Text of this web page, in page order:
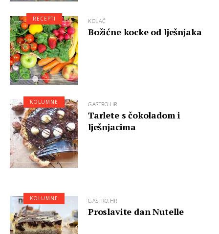
KOLAČ
Božićne kocke od lješnjaka
RECEPTI
GASTRO.HR
Tarlete s čokoladom i
lješnjacima
KOLUMNE
GASTRO.HR
Proslavite dan Nutelle
KOLUMNE